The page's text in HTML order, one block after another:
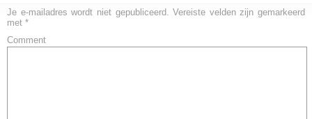
Je e-mailadres wordt niet gepubliceerd. Vereiste velden zijn gemarkeerd
met *
Comment